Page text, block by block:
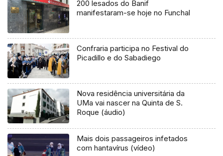
200 lesados do Banif
manifestaram-se hoje no Funchal
Confraria participa no Festival do
Picadillo e do Sabadiego
Nova residência universitária da
UMa vai nascer na Quinta de S.
Roque (áudio)
Mais dois passageiros infetados
com hantavírus (vídeo)